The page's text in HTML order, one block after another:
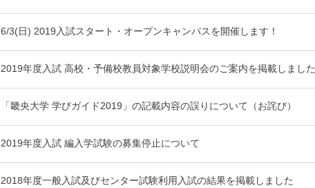
6/3(日) 2019入試スタート・オープンキャンパスを開催します！
2019年度入試 高校・予備校教員対象学校説明会のご案内を掲載しました
「畿央大学 学びガイド2019」の記載内容の誤りについて（お詫び）
2019年度入試 編入学試験の募集停止について
2018年度一般入試及びセンター試験利用入試の結果を掲載しました